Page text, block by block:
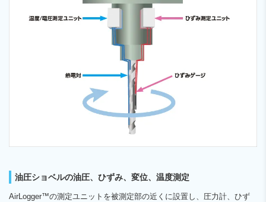
油圧ショベルの油圧、ひずみ、変位、温度測定
AirLogger™の測定ユニットを被測定部の近くに設置し、圧力計、ひず